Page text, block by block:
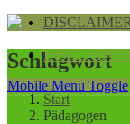
DISCLAIMER
Mobile Menu Toggle
DISCLAIMER
Schlagwort
Start
Pädagogen